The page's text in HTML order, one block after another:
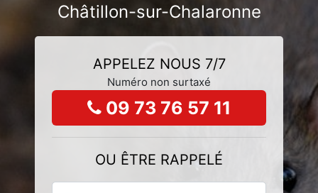
Châtillon-sur-Chalaronne
APPELEZ NOUS 7/7
Numéro non surtaxé
09 73 76 57 11
OU ÊTRE RAPPELÉ